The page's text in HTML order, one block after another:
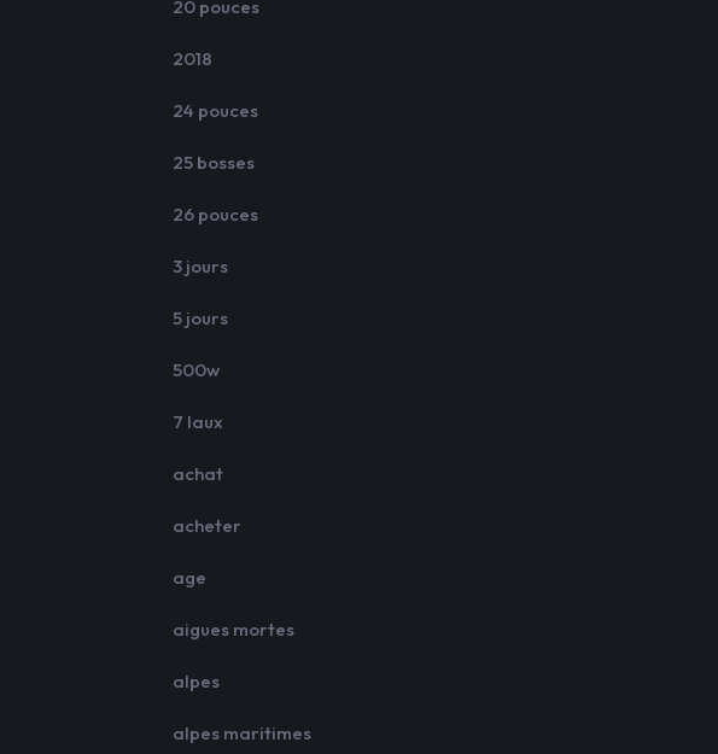
20 pouces
2018
24 pouces
25 bosses
26 pouces
3 jours
5 jours
500w
7 laux
achat
acheter
age
aigues mortes
alpes
alpes maritimes